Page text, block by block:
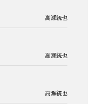
高瀬統也
高瀬統也
高瀬統也